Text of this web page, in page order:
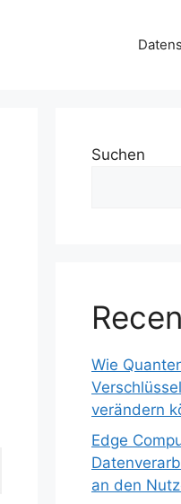
Suchen
Wie
verändern
Edge
an den